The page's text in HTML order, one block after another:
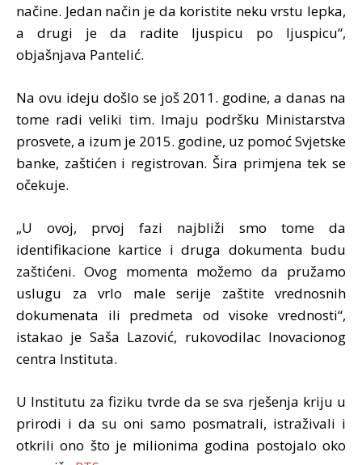
načine. Jedan način je da koristite neku vrstu lepka,
a drugi je da radite ljuspicu po ljuspicu“,
objašnjava Pantelić.
Na ovu ideju došlo se još 2011. godine, a danas na
tome radi veliki tim. Imaju podršku Ministarstva
prosvete, a izum je 2015. godine, uz pomoć Svjetske
banke, zaštićen i registrovan. Šira primjena tek se
očekuje.
„U ovoj, prvoj fazi najbliži smo tome da
identifikacione kartice i druga dokumenta budu
zaštićeni. Ovog momenta možemo da pružamo
uslugu za vrlo male serije zaštite vrednosnih
dokumenata ili predmeta od visoke vrednosti“,
istakao je Saša Lazović, rukovodilac Inovacionog
centra Instituta.
U Institutu za fiziku tvrde da se sva rješenja kriju u
prirodi i da su oni samo posmatrali, istraživali i
otkrili ono što je milionima godina postojalo oko